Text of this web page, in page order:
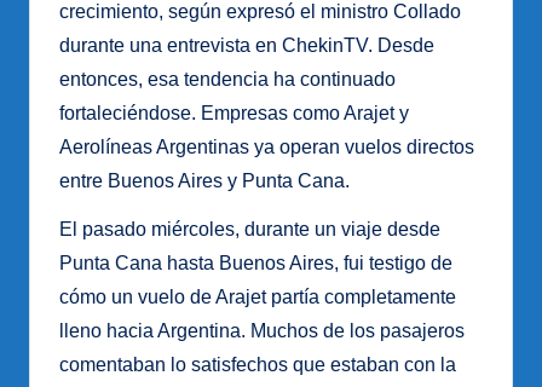
crecimiento, según expresó el ministro Collado
durante una entrevista en ChekinTV. Desde
entonces, esa tendencia ha continuado
fortaleciéndose. Empresas como Arajet y
Aerolíneas Argentinas ya operan vuelos directos
entre Buenos Aires y Punta Cana.
El pasado miércoles, durante un viaje desde
Punta Cana hasta Buenos Aires, fui testigo de
cómo un vuelo de Arajet partía completamente
lleno hacia Argentina. Muchos de los pasajeros
comentaban lo satisfechos que estaban con la